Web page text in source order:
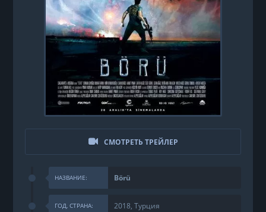
СМОТРЕТЬ ТРЕЙЛЕР
НАЗВАНИЕ: Börü
ГОД, СТРАНА: 2018, Турция